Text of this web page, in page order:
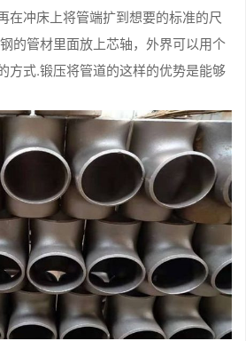
在冲床上将管端扩到想要的标准的尺
的管材里面放上芯轴，外界可以用个
方式.锻压将管道的这样的优势是能够